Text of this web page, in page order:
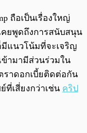
ถือเป็นเรื่องใหญ่
คยพูดถึงการสนับสนุน
แนวโน้มที่จะเจริญ
ข้ามามีส่วนร่วมใน
ราดอกเบี้ยติดต่อกัน
ที่เสี่ยงกว่าเช่น คริป